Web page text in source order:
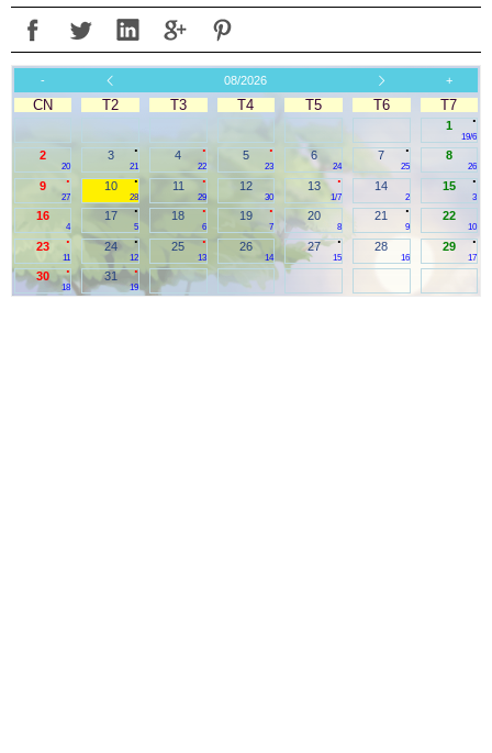
- 08/2026 +
CN T2 T3 T4 T5 T6 T7
.
1
19/6
2
20
.
3
21
.
4
22
.
5
23
6
24
.
7
25
8
26
.
9
27
.
10
28
.
11
29
12
30
.
13
1/7
14
2
.
15
3
16
4
.
17
5
.
18
6
.
19
7
20
8
.
21
9
22
10
.
23
11
.
24
12
.
25
13
26
14
.
27
15
28
16
.
29
17
.
30
18
.
31
19